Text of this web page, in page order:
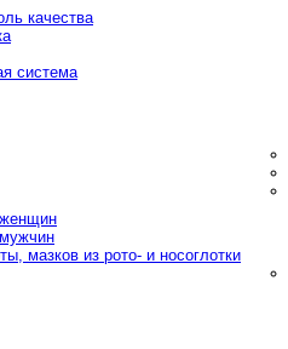
качества
система
женщин
мазков из рото- и носоглотки